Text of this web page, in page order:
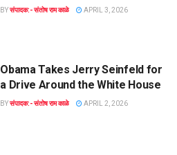
BYसंपादक:- संतोष राम काळे APRIL 3, 2026
Obama Takes Jerry Seinfeld for
a Drive Around the White House
BYसंपादक:- संतोष राम काळे APRIL 2, 2026